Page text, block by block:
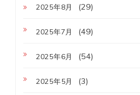
2025年8月 (29)
2025年7月 (49)
2025年6月 (54)
2025年5月 (3)